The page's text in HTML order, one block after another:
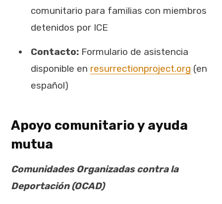
comunitario para familias con miembros
detenidos por ICE
Contacto: Formulario de asistencia
disponible en resurrectionproject.org (en
español)
Apoyo comunitario y ayuda
mutua
Comunidades Organizadas contra la
Deportación (OCAD)